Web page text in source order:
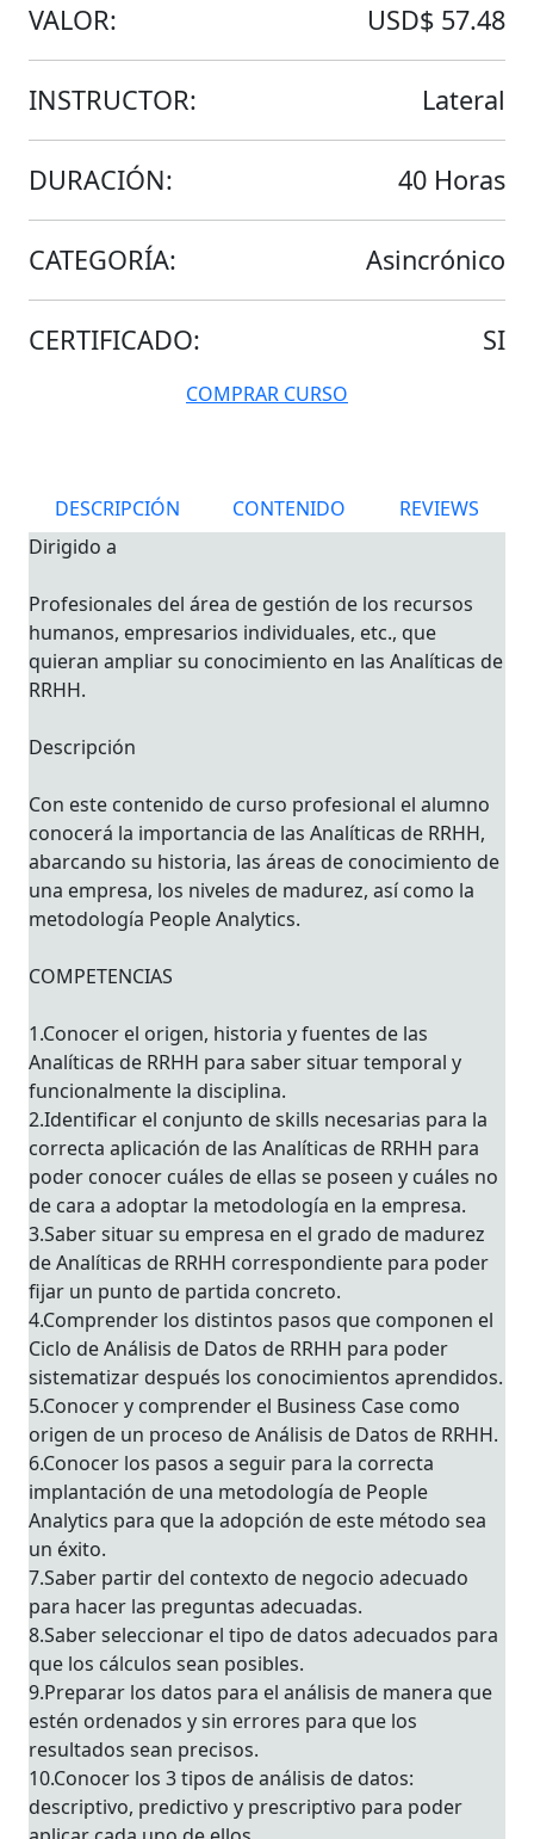
VALOR: USD$ 57.48
INSTRUCTOR: Lateral
DURACIÓN: 40 Horas
CATEGORÍA: Asincrónico
CERTIFICADO: SI
COMPRAR CURSO
DESCRIPCIÓN CONTENIDO
REVIEWS
Dirigido a
Profesionales del área de gestión de los recursos
humanos, empresarios individuales, etc., que
quieran ampliar su conocimiento en las Analíticas de
RRHH.
Descripción
Con este contenido de curso profesional el alumno
conocerá la importancia de las Analíticas de RRHH,
abarcando su historia, las áreas de conocimiento de
una empresa, los niveles de madurez, así como la
metodología People Analytics.
COMPETENCIAS
1.Conocer el origen, historia y fuentes de las
Analíticas de RRHH para saber situar temporal y
funcionalmente la disciplina.
2.Identificar el conjunto de skills necesarias para la
correcta aplicación de las Analíticas de RRHH para
poder conocer cuáles de ellas se poseen y cuáles no
de cara a adoptar la metodología en la empresa.
3.Saber situar su empresa en el grado de madurez
de Analíticas de RRHH correspondiente para poder
fijar un punto de partida concreto.
4.Comprender los distintos pasos que componen el
Ciclo de Análisis de Datos de RRHH para poder
sistematizar después los conocimientos aprendidos.
5.Conocer y comprender el Business Case como
origen de un proceso de Análisis de Datos de RRHH.
6.Conocer los pasos a seguir para la correcta
implantación de una metodología de People
Analytics para que la adopción de este método sea
un éxito.
7.Saber partir del contexto de negocio adecuado
para hacer las preguntas adecuadas.
8.Saber seleccionar el tipo de datos adecuados para
que los cálculos sean posibles.
9.Preparar los datos para el análisis de manera que
estén ordenados y sin errores para que los
resultados sean precisos.
10.Conocer los 3 tipos de análisis de datos:
descriptivo, predictivo y prescriptivo para poder